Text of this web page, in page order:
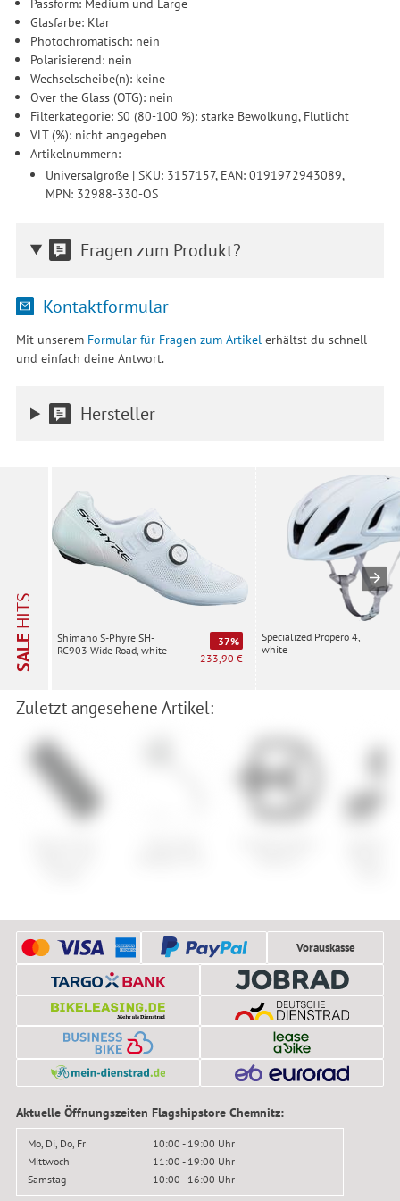
Glasfarbe: Klar
Photochromatisch: nein
Polarisierend: nein
Wechselscheibe(n): keine
Over the Glass (OTG): nein
Filterkategorie: S0 (80-100 %): starke Bewölkung, Flutlicht
VLT (%): nicht angegeben
Artikelnummern:
Universalgröße | SKU: 3157157, EAN: 0191972943089,
MPN: 32988-330-OS
Fragen zum Produkt?
Kontaktformular
Mit unserem Formular für Fragen zum Artikel erhältst du schnell
und einfach deine Antwort.
Hersteller
SALE
HITS
Shimano S-Phyre SH-
RC903 Wide Road, white
-37%
233,90 €
Specialized Propero 4,
white
Zuletzt angesehene Artikel:
Vorauskasse
Aktuelle Öffnungszeiten Flagshipstore Chemnitz:
Mo, Di, Do, Fr
10:00 - 19:00 Uhr
Mittwoch
11:00 - 19:00 Uhr
Samstag
10:00 - 16:00 Uhr